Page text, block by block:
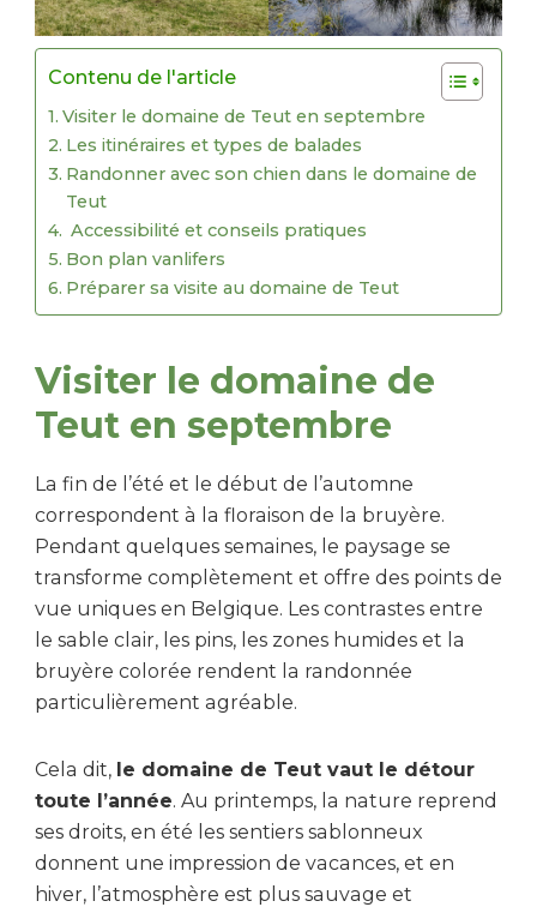
Contenu de l'article
Visiter le domaine de Teut en septembre
Les itinéraires et types de balades
Randonner avec son chien dans le domaine de
Teut
Accessibilité et conseils pratiques
Bon plan vanlifers
Préparer sa visite au domaine de Teut
Visiter le domaine de
Teut en septembre
La fin de l’été et le début de l’automne
correspondent à la floraison de la bruyère.
Pendant quelques semaines, le paysage se
transforme complètement et offre des points de
vue uniques en Belgique. Les contrastes entre
le sable clair, les pins, les zones humides et la
bruyère colorée rendent la randonnée
particulièrement agréable.
Cela dit, le domaine de Teut vaut le détour
toute l’année. Au printemps, la nature reprend
ses droits, en été les sentiers sablonneux
donnent une impression de vacances, et en
hiver, l’atmosphère est plus sauvage et